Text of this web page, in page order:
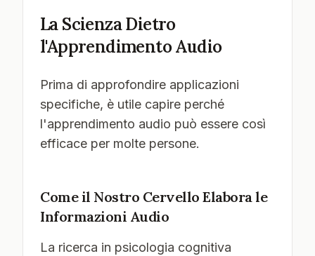
La Scienza Dietro
l'Apprendimento Audio
Prima di approfondire applicazioni
specifiche, è utile capire perché
l'apprendimento audio può essere così
efficace per molte persone.
Come il Nostro Cervello Elabora le
Informazioni Audio
La ricerca in psicologia cognitiva